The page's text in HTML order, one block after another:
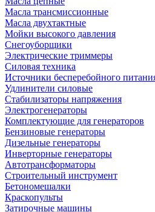
Масла трансмиссионные
Масла двухтактные
Мойки высокого давления
Снегоуборщики
Электрические триммеры
Силовая техника
Источники бесперебойного
Удлинители силовые
Стабилизаторы напряжения
Электрогенераторы
Комплектующие для генераторов
Бензиновые генераторы
Дизельные генераторы
Инверторные генераторы
Автотрансформаторы
Строительный инструмент
Бетономешалки
Краскопульты
Затирочные машины